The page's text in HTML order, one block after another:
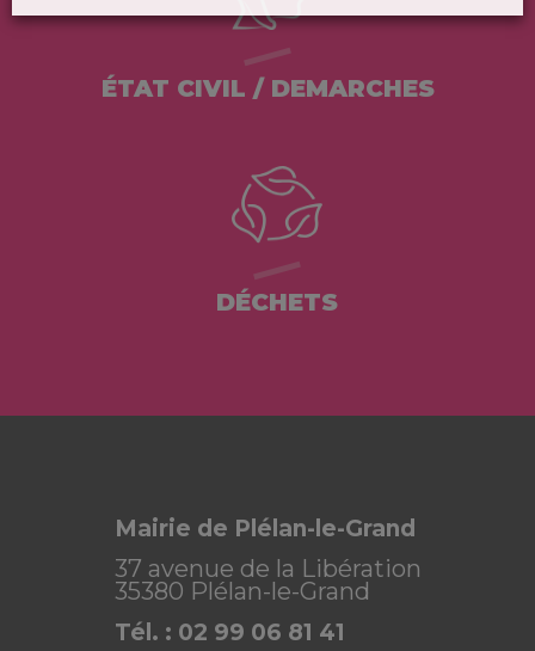
ÉTAT CIVIL / DEMARCHES
DÉCHETS
Mairie de Plélan-le-Grand
37 avenue de la Libération
35380 Plélan-le-Grand
Tél. : 02 99 06 81 41